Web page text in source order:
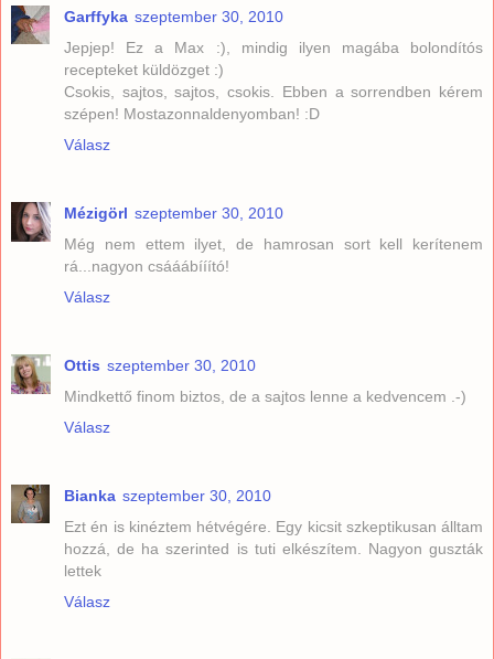
Garffyka szeptember 30, 2010
Jepjep! Ez a Max :), mindig ilyen magába bolondítós
recepteket küldözget :)
Csokis, sajtos, sajtos, csokis. Ebben a sorrendben kérem
szépen! Mostazonnaldenyomban! :D
Válasz
Mézigörl szeptember 30, 2010
Még nem ettem ilyet, de hamrosan sort kell kerítenem
rá...nagyon csááábííító!
Válasz
Ottis szeptember 30, 2010
Mindkettő finom biztos, de a sajtos lenne a kedvencem .-)
Válasz
Bianka szeptember 30, 2010
Ezt én is kinéztem hétvégére. Egy kicsit szkeptikusan álltam
hozzá, de ha szerinted is tuti elkészítem. Nagyon guszták
lettek
Válasz